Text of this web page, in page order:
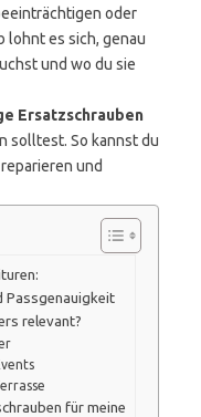
oder
lohnt es sich, genau
und wo du sie
Ersatzschrauben
solltest. So kannst du
und
Passgenauigkeit
relevant?
für meine